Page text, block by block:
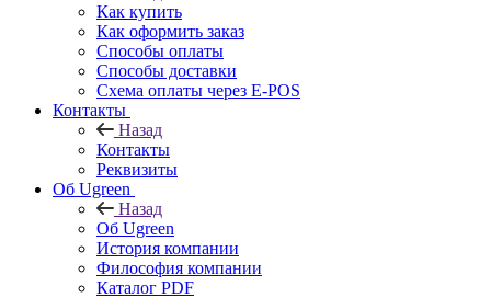
Как купить
Как оформить заказ
Способы оплаты
Способы доставки
Схема оплаты через E-POS
Контакты
Назад
Контакты
Реквизиты
Об Ugreen
Назад
Об Ugreen
История компании
Философия компании
Каталог PDF